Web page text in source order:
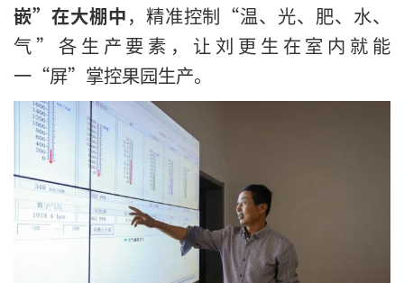
嵌”在大棚中，精准控制“温、光、肥、水、
气”各生产要素，让刘更生在室内就能
一“屏”掌控果园生产。